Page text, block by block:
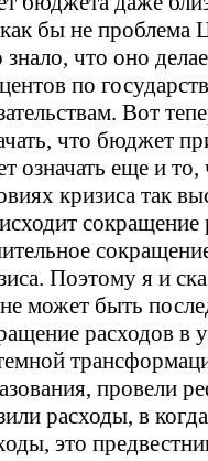
бы не проблема
что оно
по
Вот
что бюджет
означать еще и
кризиса так
сокращение
Поэтому я и
может быть
расходов в
провели
расходы, в
это